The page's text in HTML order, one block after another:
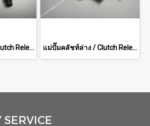
แม่ปั๊มคลัชท์ล่าง / Clutch Release Cylinders TOYOTA series 5,6 แม่ปั๊มคลัชท์ล่าง / Clutch Release Cylinders TOYOTA 10mm
SERVICE